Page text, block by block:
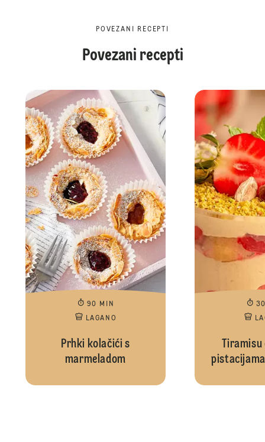
POVEZANI RECEPTI
Povezani recepti
90 MIN
LAGANO
Prhki kolačići s
marmeladom